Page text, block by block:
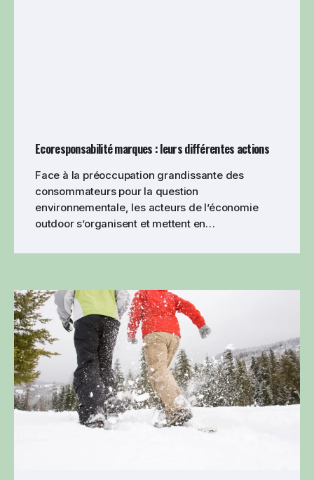
Ecoresponsabilité marques : leurs différentes actions
Face à la préoccupation grandissante des
consommateurs pour la question
environnementale, les acteurs de l’économie
outdoor s’organisent et mettent en…